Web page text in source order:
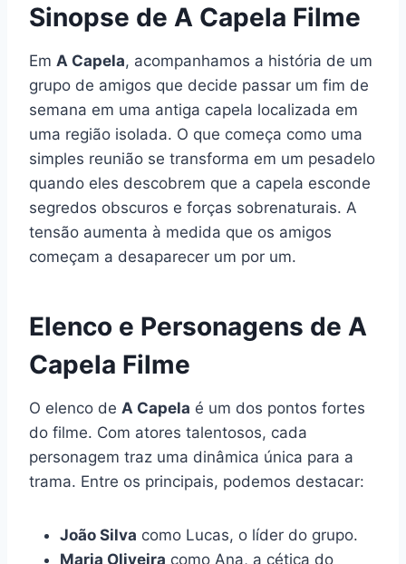
Sinopse de A Capela Filme
Em A Capela, acompanhamos a história de um
grupo de amigos que decide passar um fim de
semana em uma antiga capela localizada em
uma região isolada. O que começa como uma
simples reunião se transforma em um pesadelo
quando eles descobrem que a capela esconde
segredos obscuros e forças sobrenaturais. A
tensão aumenta à medida que os amigos
começam a desaparecer um por um.
Elenco e Personagens de A
Capela Filme
O elenco de A Capela é um dos pontos fortes
do filme. Com atores talentosos, cada
personagem traz uma dinâmica única para a
trama. Entre os principais, podemos destacar:
João Silva como Lucas, o líder do grupo.
Maria Oliveira como Ana, a cética do